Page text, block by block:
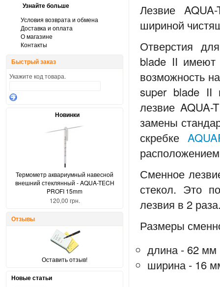
Лезвие
шириной
Отверстия
blade II имеют
возможность
super blade II
лезвие
замены
скребке
Сменное
стекол. Это
лезвия в 2
Размеры
длина - 62 мм
ширина - 16
Узнайте больше
Условия возврата и обмена
Доставка и оплата
О магазине
Контакты
Быстрый заказ
Укажите код товара.
Новинки
Термометр аквариумный навесной
внешний стеклянный - AQUA-TECH
PROFI 15mm
120,00 грн.
Отзывы
Оставить отзыв!
Новые статьи